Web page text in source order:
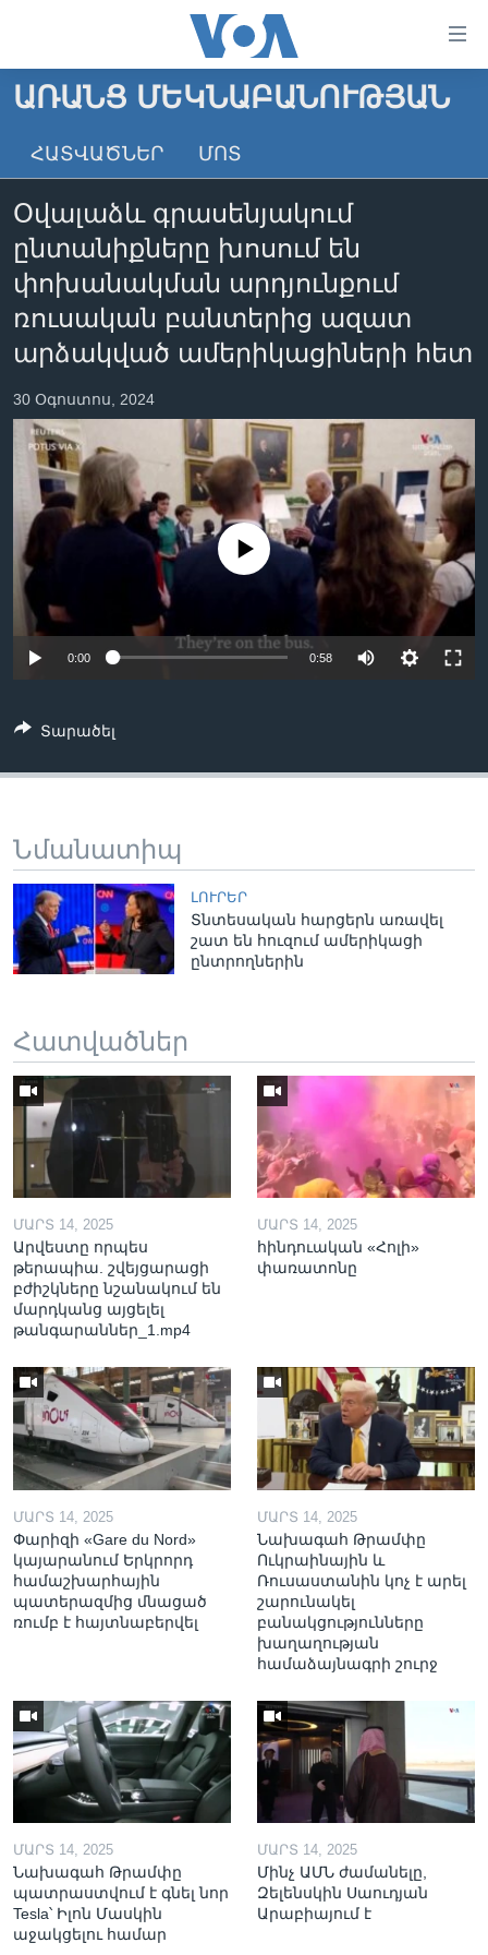
անցնել
հիմնական
անցնել
բովանդակությանը
հիմնական
բովանդակություն
ԳԼԽԱՎՈՐ ԷՋ
ԼՈՒՐԵՐ
ՏԵՍԱՆՅՈՒԹԵՐ
ՖԻԼՄԵՐ
ՖԻԼՄԵՐ
IN ENGLISH
ՄԵՐ ՄԱՍԻՆ
ՄԵՐ ՄԱՍԻՆ
ԿԱՊ ՄԵԶ ՀԵՏ
ՈՒԿՐԱԻՆԱԿԱՆ ՊԱՏԵՐԱԶՄ
Learning English
ՀԵՏԵՒԵՔ ՄԵԶ
ԱՌԱՆՑ ՄԵԿՆԱԲԱՆՈՒԹՅԱՆ
ՀԱՏՎԱԾՆԵՐ ՄՈՏ
Օվալաձև գրասենյակում
ընտանիքները խոսում են
փոխանակման արդյունքում
ռուսական բանտերից ազատ
արձակված ամերիկացիների հետ
30 Օգոստոս, 2024
No media source currently available
0:00 0:58
Տարածել
Նմանատիպ
ԼՈՒՐԵՐ
Տնտեսական հարցերն առավել
շատ են հուզում ամերիկացի
ընտրողներին
Հատվածներ
ՄԱՐՏ 14, 2025
Արվեստը որպես
թերապիա. շվեյցարացի
բժիշկները նշանակում են
մարդկանց այցելել
թանգարաններ_1.mp4
ՄԱՐՏ 14, 2025
հինդուական «Հոլի»
փառատոնը
ՄԱՐՏ 14, 2025
Փարիզի «Gare du Nord»
կայարանում Երկրորդ
համաշխարհային
պատերազմից մնացած
ռումբ է հայտնաբերվել
ՄԱՐՏ 14, 2025
Նախագահ Թրամփը
Ուկրաինային և
Ռուսաստանին կոչ է արել
շարունակել
բանակցությունները
խաղաղության
համաձայնագրի շուրջ
ՄԱՐՏ 14, 2025
Նախագահ Թրամփը
պատրաստվում է գնել նոր
Tesla՝ Իլոն Մասկին
աջակցելու համար
ՄԱՐՏ 14, 2025
Մինչ ԱՄՆ ժամանելը,
Զելենսկին Սաուդյան
Արաբիայում է